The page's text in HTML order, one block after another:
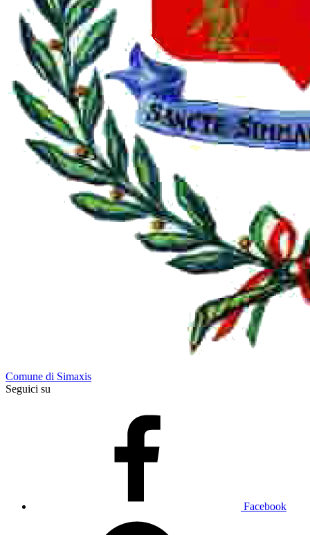
Comune di Simaxis
Seguici su
Facebook